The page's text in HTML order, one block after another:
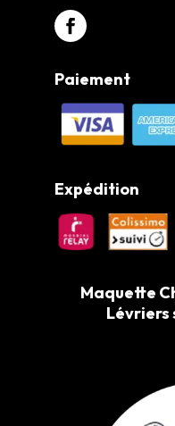
Paiement
Expédition
Maquette
Lévriers